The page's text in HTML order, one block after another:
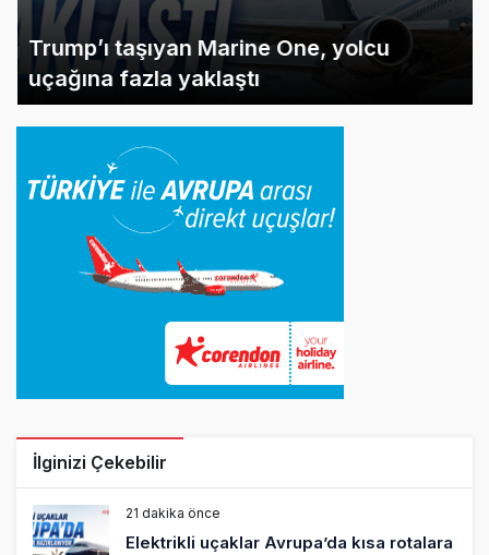
Trump’ı taşıyan Marine One, yolcu
uçağına fazla yaklaştı
İlginizi Çekebilir
21 dakika önce
Elektrikli uçaklar Avrupa’da kısa rotalara